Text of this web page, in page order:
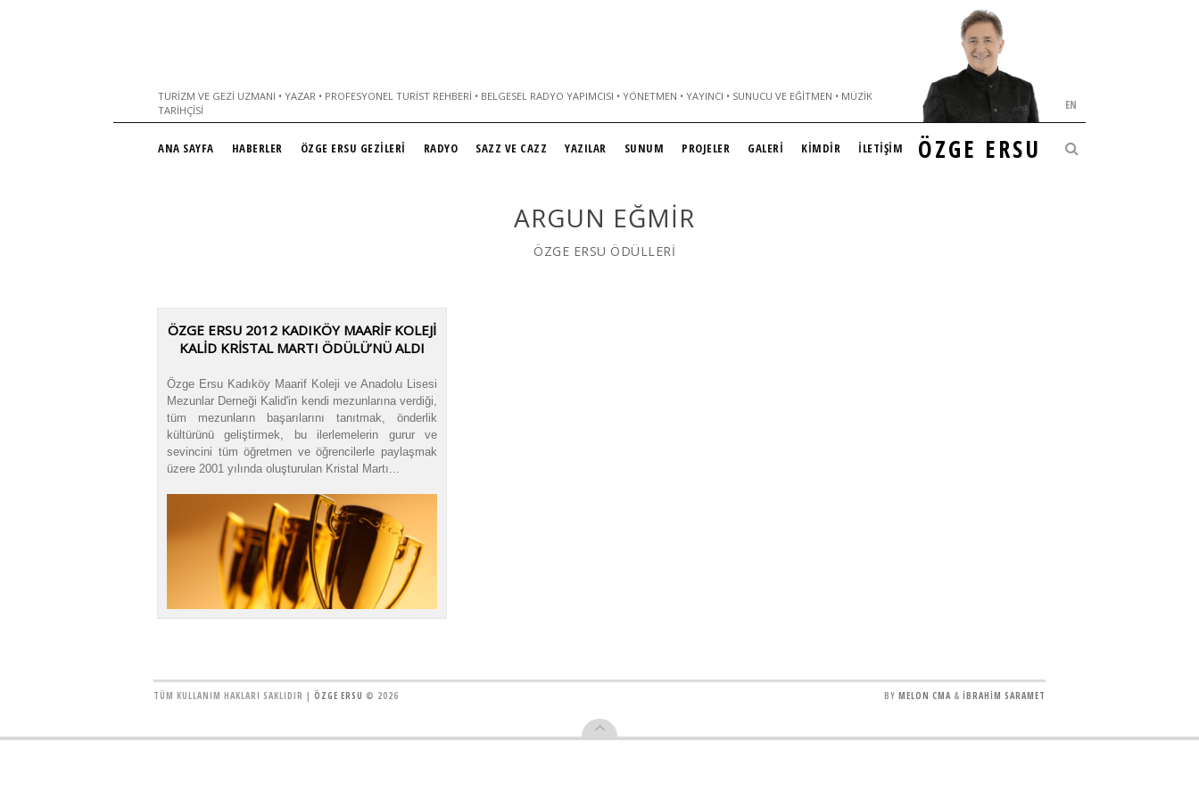
TURIZM VE GEZI UZMANI • YAZAR • PROFESYONEL TURIST REHBERI • BELGESEL RADYO YAPIMCISI • YÖNETMEN • YAYINCI • SUNUCU VE EĞITMEN • MÜZIK
TARIHÇISI
ÖZGE ERSU
EN
ANA SAYFA HABERLER ÖZGE ERSU GEZİLERİ RADYO SAZZ VE CAZZ YAZILAR SUNUM PROJELER GALERİ KİMDİR İLETİŞİM
ARGUN EĞMIR
ÖZGE ERSU ÖDÜLLERİ
ÖZGE ERSU 2012 KADIKÖY MAARİF KOLEJİ
KALİD KRİSTAL MARTI ÖDÜLÜ’NÜ ALDI
Özge Ersu Kadıköy Maarif Koleji ve Anadolu Lisesi
Mezunlar Derneği Kalid'in kendi mezunlarına verdiği,
tüm mezunların başarılarını tanıtmak, önderlik
kültürünü geliştirmek, bu ilerlemelerin gurur ve
sevincini tüm öğretmen ve öğrencilerle paylaşmak
üzere 2001 yılında oluşturulan Kristal Martı...
TÜM KULLANIM HAKLARI SAKLIDIR | ÖZGE ERSU © 2026 BY MELON CMA & İBRAHİM SARAMET